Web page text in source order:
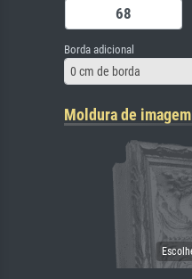
Borda adicional
0 cm de borda
Moldura de imagem